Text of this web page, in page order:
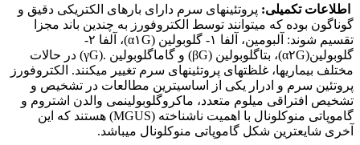
اطلاعات تکمیلی: پروتئین‏های سرم دارای بارهای الکتریکی دقیق و
گوناگون بوده که می‏توانند توسط الکتروفورز به چندین باند مجزا
تقسیم شوند: آلبومین، آلفا ۱- گلوبولین (α۱G)، آلفا ۲-
گلوبولین(α۲G)، بتاگلوبولین (βG) و گاماگلوبولین .(γG) در حالات
مختلف بیماری­ها، غلظت‏های پروتئین‏های سرم تغییر می‏کنند. الکتروفورز
پروتئین سرم و ادرار یکی از اساسی‏ترین مطالعات در تشخیص و
تشخیص افتراقی میلوم متعدد، ماکروگلوبولینمی والدن اشتروم و
گاموپاتی منوکلونال با اهمیت ناشناخته (MGUS) هستند که این
آخری شایعترین شکل گاموپاتی منوکلونال می‏باشد.